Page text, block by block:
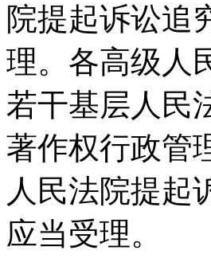
院提起诉讼追
理。各高级人
若干基层人民
著作权行政管
人民法院提起
应当受理。